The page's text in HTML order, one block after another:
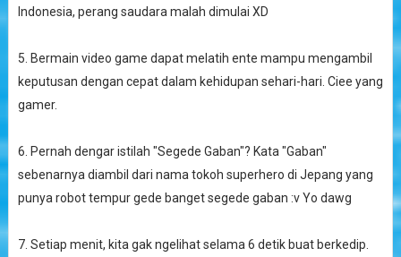
Indonesia, perang saudara malah dimulai XD
5. Bermain video game dapat melatih ente mampu mengambil
keputusan dengan cepat dalam kehidupan sehari-hari. Ciee yang
gamer.
6. Pernah dengar istilah "Segede Gaban"? Kata "Gaban"
sebenarnya diambil dari nama tokoh superhero di Jepang yang
punya robot tempur gede banget segede gaban :v Yo dawg
7. Setiap menit, kita gak ngelihat selama 6 detik buat berkedip.